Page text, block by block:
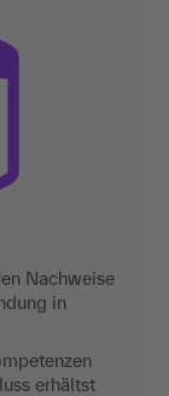
Nachweise
in
erhältst